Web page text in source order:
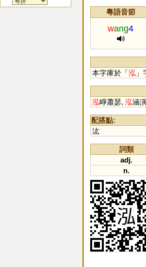
粵語音節
wang4
本字庫於「泓
泓崢蕭瑟, 泓涵
配搭點:
汯
詞類
adj.
n.